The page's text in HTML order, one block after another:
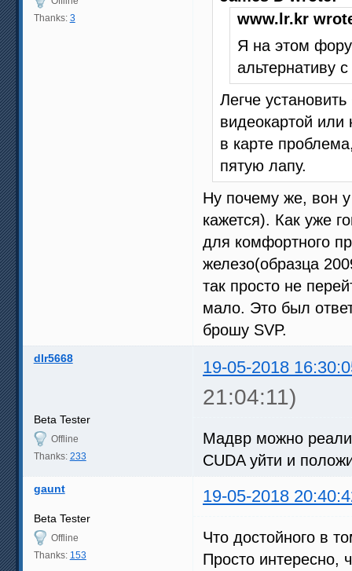
Thanks: 3
www.lr.kr
Я на этом
альтернативу
Легче
видеокартой
в карте
пятую лапу.
Ну почему же, вон
кажется). Как уже
для комфортного
железо(образца
так просто не
мало. Это был
брошу SVP.
dlr5668 19-05-2018
21:04:11)
Beta Tester
Offline
Thanks: 233
Мадвр можно
CUDA уйти и
gaunt 19-05-2018
Beta Tester
Offline
Thanks: 153
Что достойного в
Просто интересно,